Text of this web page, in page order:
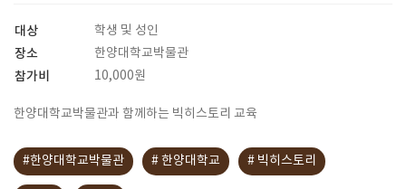
대상 학생 및 성인
장소 한양대학교박물관
참가비 10,000원
한양대학교박물관과 함께하는 빅히스토리 교육
#한양대학교박물관 # 한양대학교 # 빅히스토리